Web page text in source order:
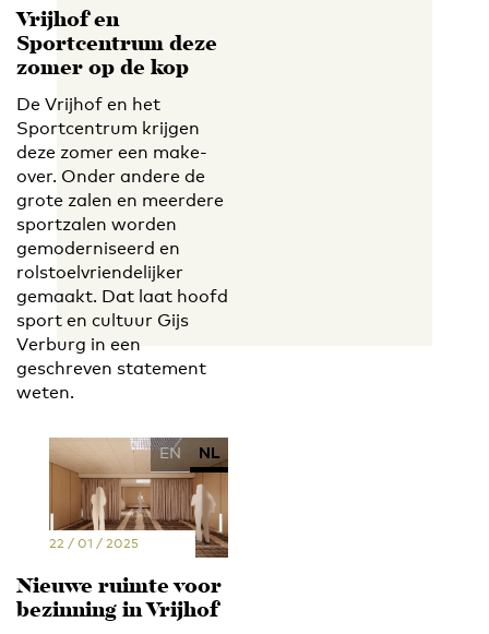
Vrijhof en
Sportcentrum deze
zomer op de kop
De Vrijhof en het
Sportcentrum krijgen
deze zomer een make-
over. Onder andere de
grote zalen en meerdere
sportzalen worden
gemoderniseerd en
rolstoelvriendelijker
gemaakt. Dat laat hoofd
sport en cultuur Gijs
Verburg in een
geschreven statement
weten.
EN NL
22 / 01 / 2025
Nieuwe ruimte voor
bezinning in Vrijhof